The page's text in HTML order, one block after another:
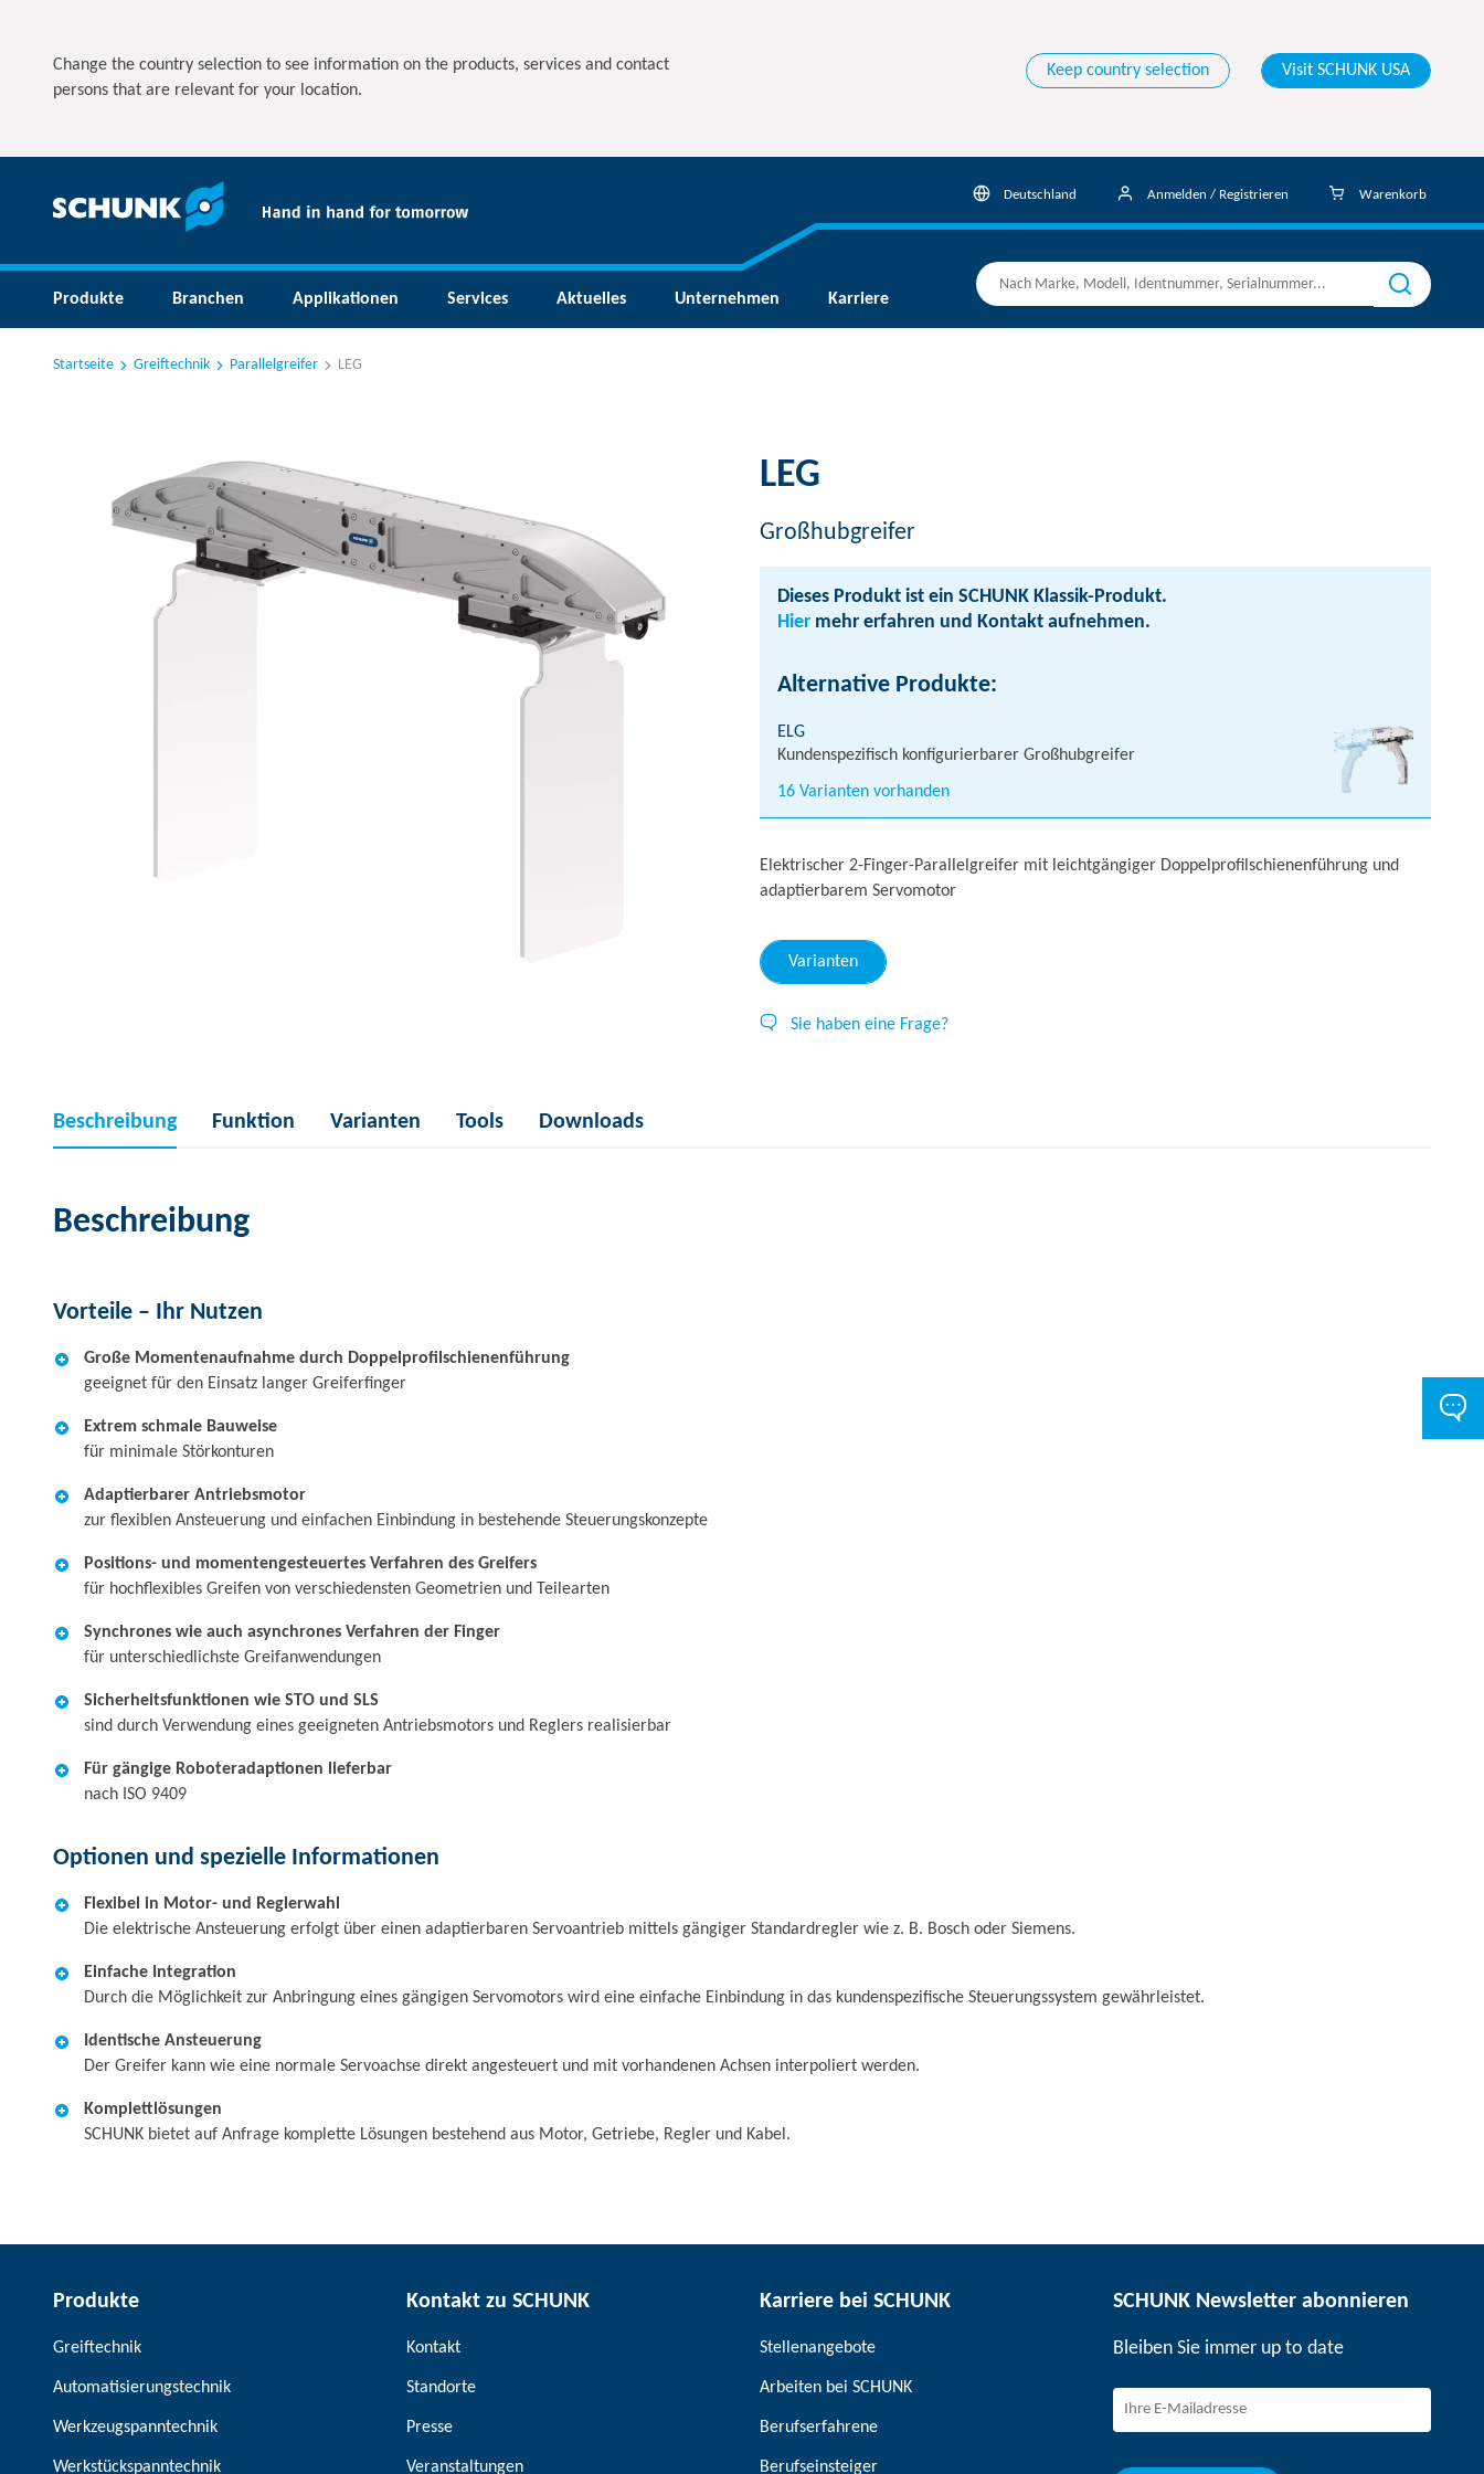
Change the country selection to see information on the products, services and contact
persons that are relevant for your location.
Keep country selection Visit SCHUNK USA
Deutschland Anmelden / Registrieren Warenkorb
Produkte Branchen Applikationen Services Aktuelles Unternehmen Karriere
Startseite Greiftechnik Parallelgreifer LEG
LEG
Großhubgreifer
Dieses Produkt ist ein SCHUNK Klassik-Produkt.
Hier mehr erfahren und Kontakt aufnehmen.
Alternative Produkte:
ELG
Kundenspezifisch konfigurierbarer Großhubgreifer
16 Varianten vorhanden
Elektrischer 2-Finger-Parallelgreifer mit leichtgängiger Doppelprofilschienenführung und
adaptierbarem Servomotor
Varianten
Sie haben eine Frage?
Beschreibung Funktion Varianten Tools Downloads
Beschreibung
Vorteile – Ihr Nutzen
Große Momentenaufnahme durch Doppelprofilschienenführung
geeignet für den Einsatz langer Greiferfinger
Extrem schmale Bauweise
für minimale Störkonturen
Adaptierbarer Antriebsmotor
zur flexiblen Ansteuerung und einfachen Einbindung in bestehende Steuerungskonzepte
Positions- und momentengesteuertes Verfahren des Greifers
für hochflexibles Greifen von verschiedensten Geometrien und Teilearten
Synchrones wie auch asynchrones Verfahren der Finger
für unterschiedlichste Greifanwendungen
Sicherheitsfunktionen wie STO und SLS
sind durch Verwendung eines geeigneten Antriebsmotors und Reglers realisierbar
Für gängige Roboteradaptionen lieferbar
nach ISO 9409
Optionen und spezielle Informationen
Flexibel in Motor- und Reglerwahl
Die elektrische Ansteuerung erfolgt über einen adaptierbaren Servoantrieb mittels gängiger Standardregler wie z. B. Bosch oder Siemens.
Einfache Integration
Durch die Möglichkeit zur Anbringung eines gängigen Servomotors wird eine einfache Einbindung in das kundenspezifische Steuerungssystem gewährleistet.
Identische Ansteuerung
Der Greifer kann wie eine normale Servoachse direkt angesteuert und mit vorhandenen Achsen interpoliert werden.
Komplettlösungen
SCHUNK bietet auf Anfrage komplette Lösungen bestehend aus Motor, Getriebe, Regler und Kabel.
Produkte
Greiftechnik
Automatisierungstechnik
Werkzeugspanntechnik
Werkstückspanntechnik
Kontakt zu SCHUNK
Kontakt
Standorte
Presse
Veranstaltungen
Karriere bei SCHUNK
Stellenangebote
Arbeiten bei SCHUNK
Berufserfahrene
Berufseinsteiger
SCHUNK Newsletter abonnieren
Bleiben Sie immer up to date